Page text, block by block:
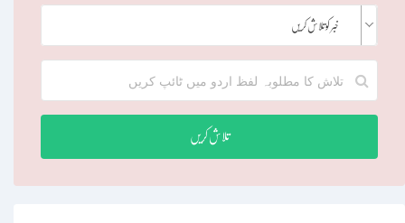
خبر کو تلاش کریں
تلاش کریں